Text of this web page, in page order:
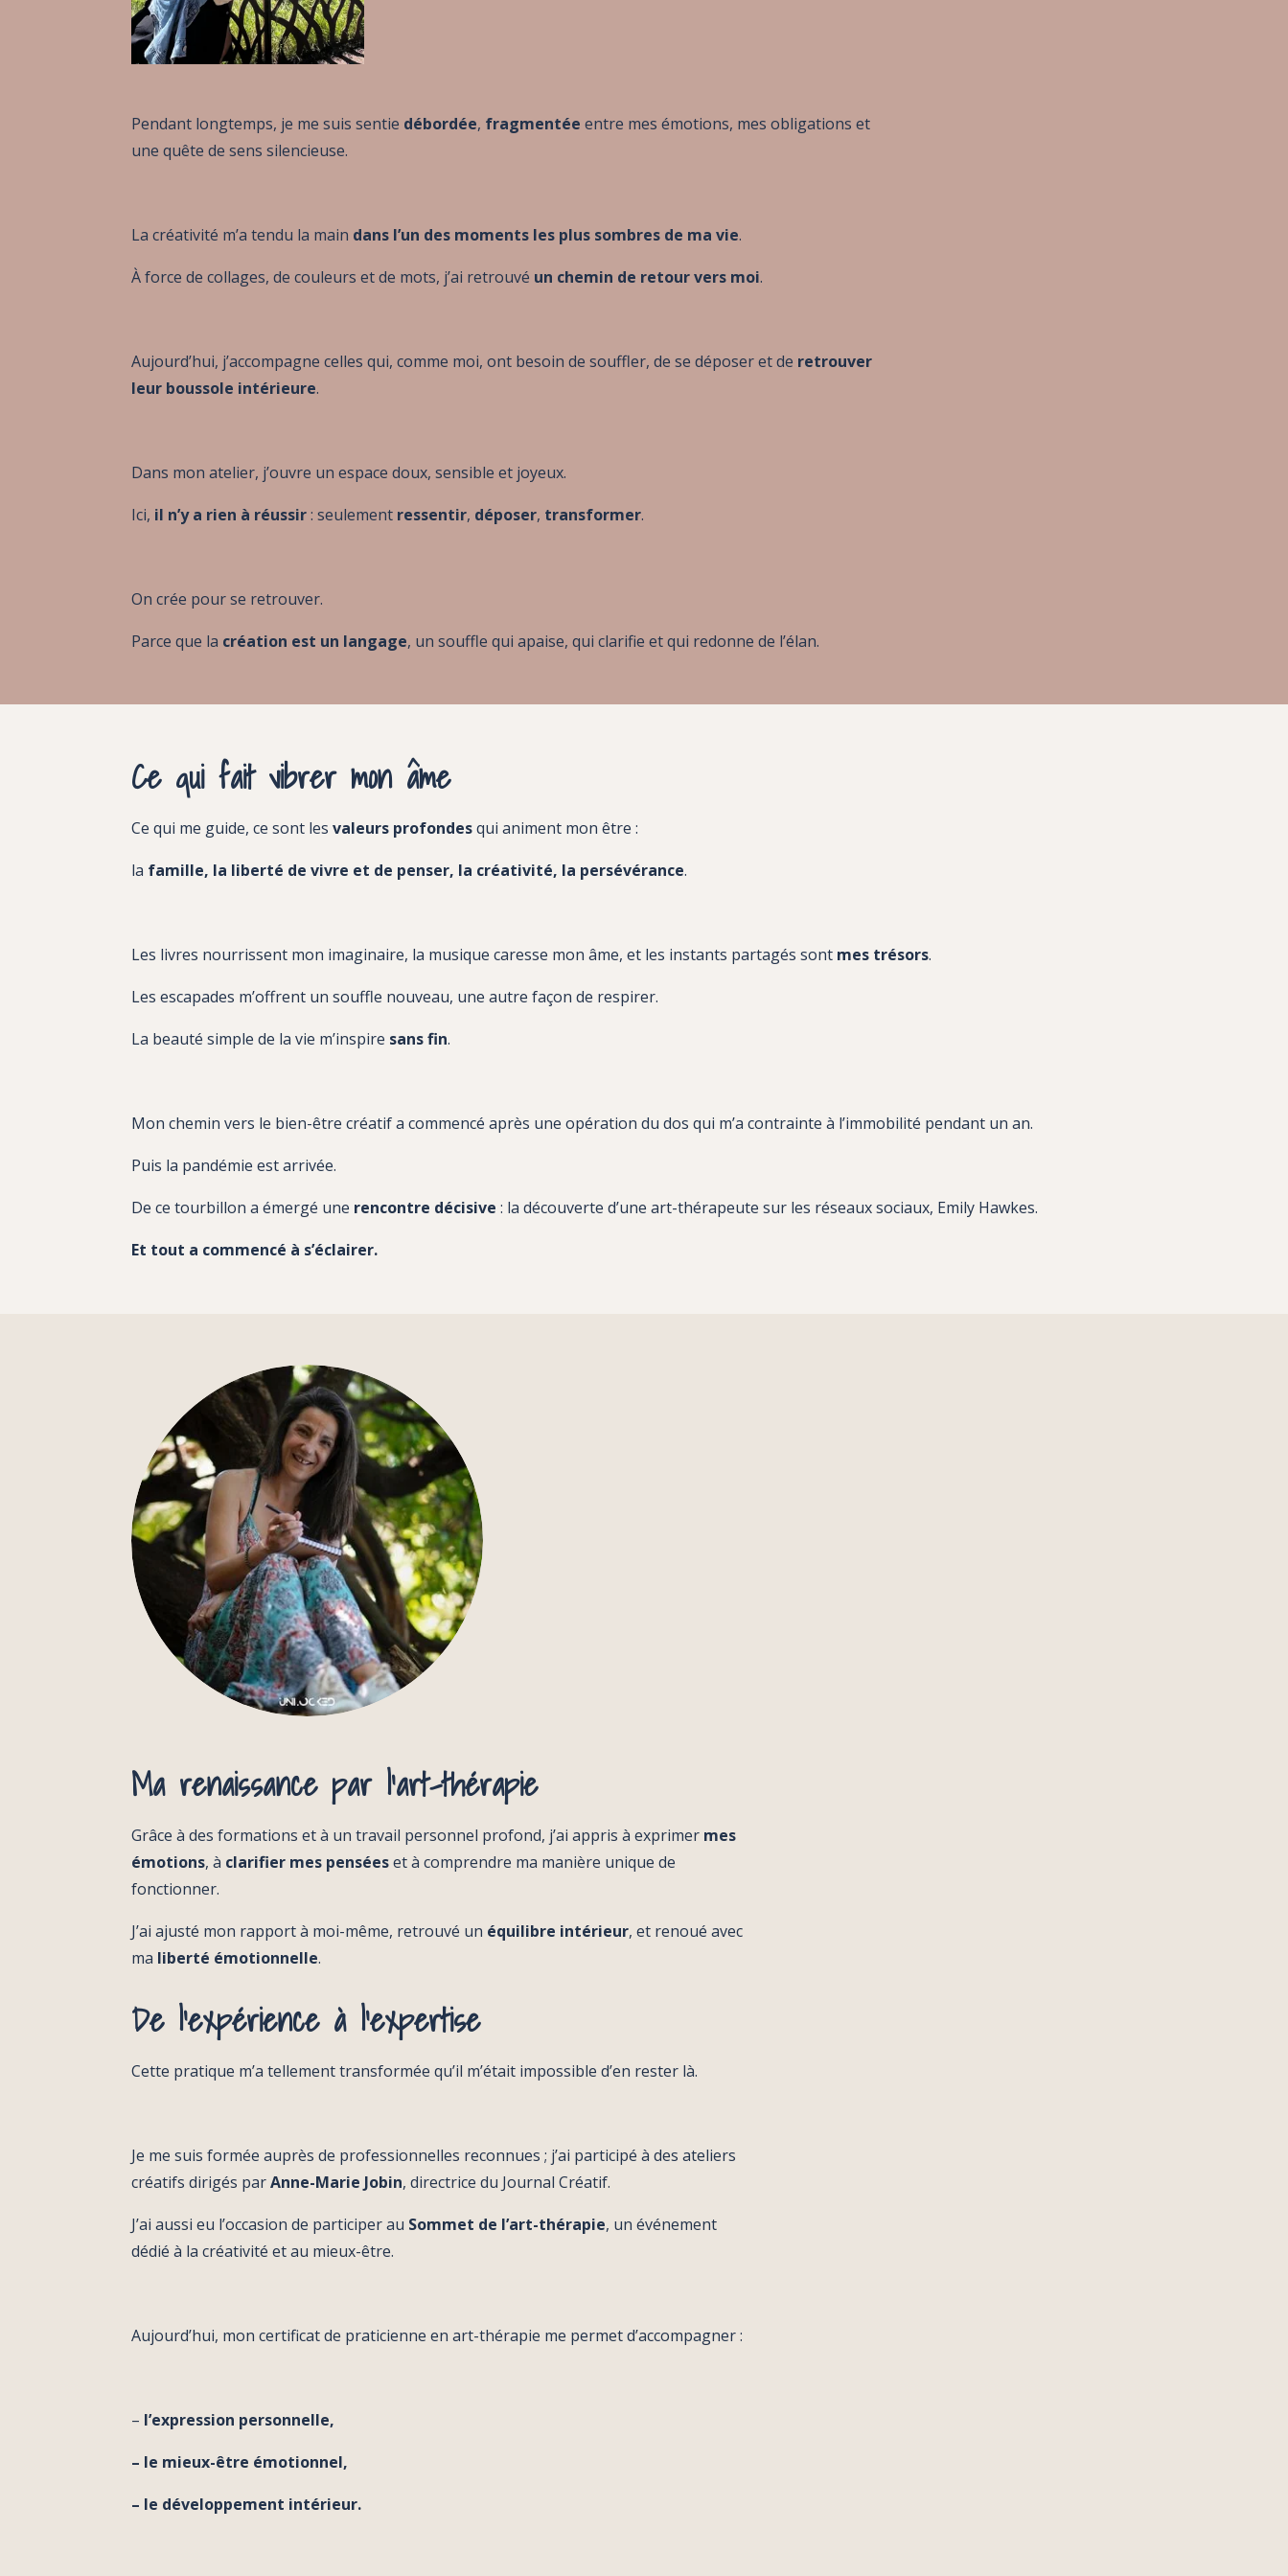
Pendant longtemps, je me suis sentie débordée, fragmentée entre mes émotions, mes obligations et
une quête de sens silencieuse.
La créativité m’a tendu la main dans l’un des moments les plus sombres de ma vie.
À force de collages, de couleurs et de mots, j’ai retrouvé un chemin de retour vers moi.
Aujourd’hui, j’accompagne celles qui, comme moi, ont besoin de souffler, de se déposer et de retrouver
leur boussole intérieure.
Dans mon atelier, j’ouvre un espace doux, sensible et joyeux.
Ici, il n’y a rien à réussir: seulement ressentir, déposer, transformer.
On crée pour se retrouver.
Parce que la création est un langage, un souffle qui apaise, qui clarifie et qui redonne de l’élan.
Ce qui fait vibrer mon âme
Ce qui me guide, ce sont les valeurs profondesqui animent mon être :
la famille, la liberté de vivre et de penser, la créativité, la persévérance.
Les livres nourrissent mon imaginaire, la musique caresse mon âme, et les instants partagés sont mes trésors.
Les escapades m’offrent un souffle nouveau, une autre façon de respirer.
La beauté simple de la vie m’inspire sans fin.
Mon chemin vers le bien-être créatif a commencé après une opération du dos qui m’a contrainte à l’immobilité pendant un an.
Puis la pandémie est arrivée.
De ce tourbillon a émergé une rencontre décisive : la découverte d’une art-thérapeute sur les réseaux sociaux, Emily Hawkes.
Et tout a commencé à s’éclairer.
Ma renaissance par l'art-thérapie
Grâce à des formations et à un travail personnel profond, j’ai appris à exprimer mes
émotions, à clarifier mes penséeset à comprendre ma manière unique de
fonctionner.
J’ai ajusté mon rapport à moi-même, retrouvé un équilibre intérieur, et renoué avec
ma liberté émotionnelle.
De l'expérience à l'expertise
Cette pratique m’a tellement transformée qu’il m’était impossible d’en rester là.
Je me suis formée auprès de professionnelles reconnues ; j’ai participé à des ateliers
créatifs dirigés parAnne-Marie Jobin, directrice du Journal Créatif.
J’ai aussi eu l’occasion de participer au Sommet de l’art-thérapie, un événement
dédié à la créativité et au mieux-être.
Aujourd’hui, mon certificat de praticienne en art-thérapie me permet d’accompagner :
– l’expression personnelle,
– le mieux-être émotionnel,
– le développement intérieur.